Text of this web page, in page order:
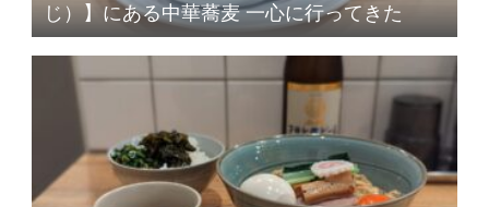
じ）】にある中華蕎麦 一心に行ってきた